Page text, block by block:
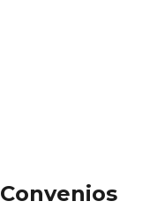
Convenios